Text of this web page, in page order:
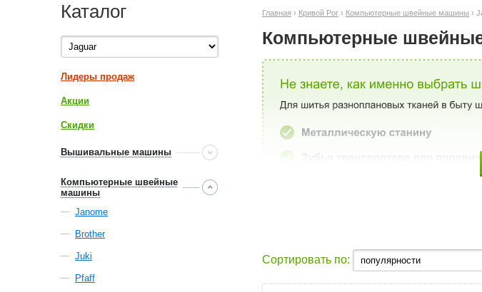
Главная › Кривой Рог › Компьютерные швейные машины ›
Компьютерные
Сортировать по:
Каталог
Лидеры продаж
Акции
Скидки
Вышивальные машины
Компьютерные швейные
машины
Janome
Brother
Juki
Pfaff